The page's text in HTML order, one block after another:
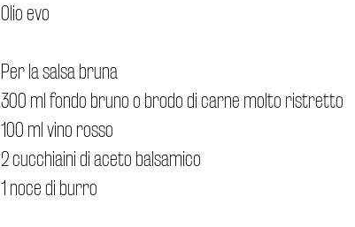
Olio evo
Per la salsa bruna
300 ml fondo bruno o brodo di carne molto ristretto
100 ml vino rosso
2 cucchiaini di aceto balsamico
1 noce di burro